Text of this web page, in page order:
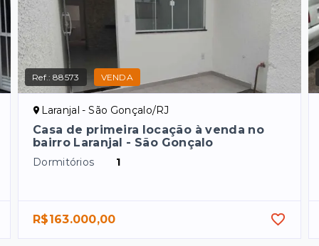
Ref.:88573 VENDA
Laranjal - São Gonçalo/RJ
Casa de primeira locação à venda no
bairro Laranjal - São Gonçalo
Dormitórios 1
R$163.000,00